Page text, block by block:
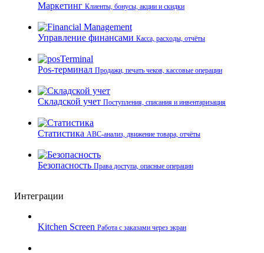
Маркетинг Клиенты, бонусы, акции и скидки
Управление финансами Касса, расходы, отчёты
Pos-терминал Продажи, печать чеков, кассовые операции
Складской учет Поступления, списания и инвентаризация
Статистика ABC-анализ, движение товара, отчёты
Безопасность Права доступа, опасные операции
Интеграции
Kitchen Screen Работа с заказами через экран